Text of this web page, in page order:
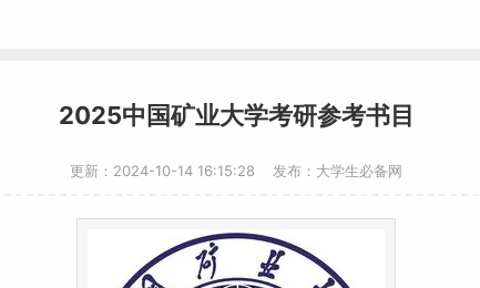
2025中国矿业大学考研参考书目
更新：2024-10-14 16:15:28 发布：大学生必备网